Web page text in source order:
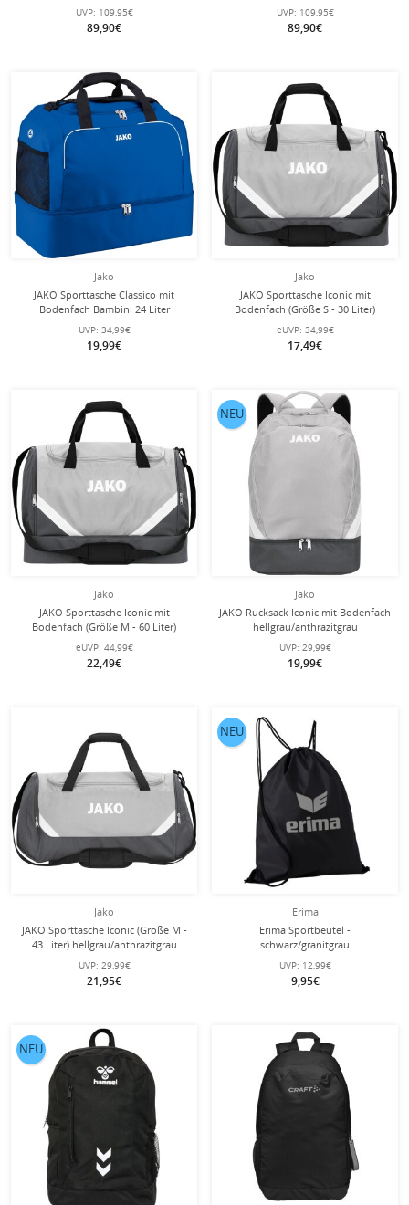
UVP: 109,95€
89,90€
UVP: 109,95€
89,90€
Jako
JAKO Sporttasche Classico mit
Bodenfach Bambini 24 Liter
royalblau
UVP: 34,99€
19,99€
Jako
JAKO Sporttasche Iconic mit
Bodenfach (Größe S - 30 Liter)
hellgrau/anthrazitgrau - 45x24x37cm
eUVP: 34,99€
17,49€
Jako
JAKO Sporttasche Iconic mit
Bodenfach (Größe M - 60 Liter)
hellgrau/anthrazitgrau - 55x27x41cm
eUVP: 44,99€
22,49€
Jako
JAKO Rucksack Iconic mit Bodenfach
hellgrau/anthrazitgrau
UVP: 29,99€
19,99€
NEU
Jako
JAKO Sporttasche Iconic (Größe M -
43 Liter) hellgrau/anthrazitgrau
UVP: 29,99€
21,95€
Erima
Erima Sportbeutel -
schwarz/granitgrau
UVP: 12,99€
9,95€
NEU
NEU